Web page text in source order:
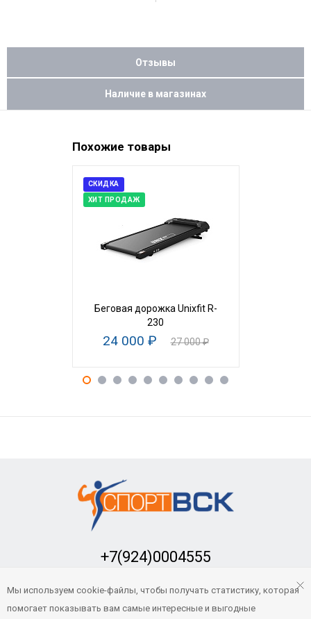
Отзывы
Наличие в магазинах
Похожие товары
СКИДКА
ХИТ ПРОДАЖ
Беговая дорожка Unixfit R-
230
24 000 ₽ 27 000 ₽
+7(924)0004555
sport-vsk@mail.ru
Мы используем cookie-файлы, чтобы получать статистику, которая
помогает показывать вам самые интересные и выгодные